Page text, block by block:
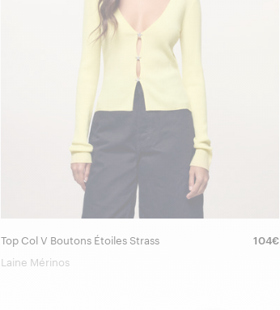
Top Col V Boutons Étoiles Strass 104€
Laine Mérinos